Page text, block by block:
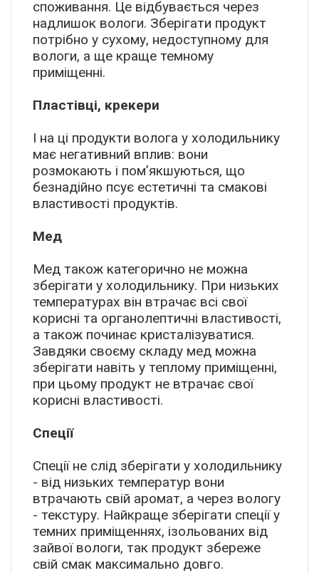
споживання. Це відбувається через
надлишок вологи. Зберігати продукт
потрібно у сухому, недоступному для
вологи, а ще краще темному
приміщенні.
Пластівці, крекери
І на ці продукти волога у холодильнику
має негативний вплив: вони
розмокають і пом’якшуються, що
безнадійно псує естетичні та смакові
властивості продуктів.
Мед
Мед також категорично не можна
зберігати у холодильнику. При низьких
температурах він втрачає всі свої
корисні та органолептичні властивості,
а також починає кристалізуватися.
Завдяки своєму складу мед можна
зберігати навіть у теплому приміщенні,
при цьому продукт не втрачає свої
корисні властивості.
Спеції
Спеції не слід зберігати у холодильнику
- від низьких температур вони
втрачають свій аромат, а через вологу
- текстуру. Найкраще зберігати спеції у
темних приміщеннях, ізольованих від
зайвої вологи, так продукт збереже
свій смак максимально довго.